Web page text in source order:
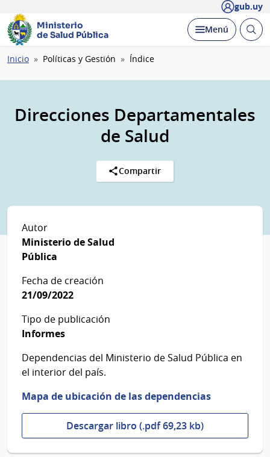
gub.uy
Ministerio
de Salud Pública
Desplegar
Menú Abrir
Ruta
navegación
Inicio Políticas y Gestión Índice
Direcciones Departamentales
de Salud
Compartir
Autor
Ministerio de Salud
Pública
Fecha de creación
21/09/2022
Tipo de publicación
Informes
Dependencias del Ministerio de Salud Pública en
el interior del país.
Mapa de ubicación de las dependencias
Descargar libro (.pdf 69,23 kb)